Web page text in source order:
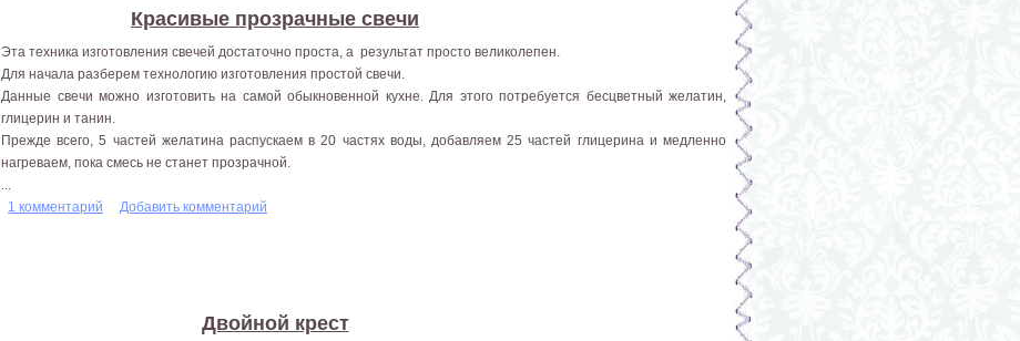
Красивые прозрачные свечи
Эта техника изготовления свечей достаточно проста, а результат просто великолепен.
Для начала разберем технологию изготовления простой свечи.
Данные свечи можно изготовить на самой обыкновенной кухне. Для этого потребуется бесцветный желатин,
глицерин и танин.
Прежде всего, 5 частей желатина распускаем в 20 частях воды, добавляем 25 частей глицерина и медленно
нагреваем, пока смесь не станет прозрачной.
1 комментарий
Добавить комментарий
Двойной крест